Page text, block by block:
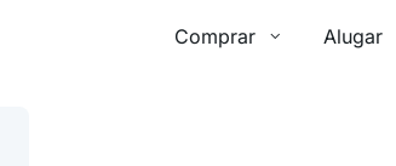
Comprar Alugar